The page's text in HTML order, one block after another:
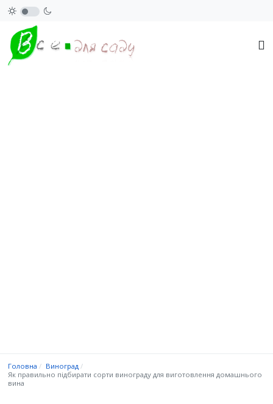
Головна
Виноград
Як правильно підбирати сорти винограду для виготовлення домашнього
вина